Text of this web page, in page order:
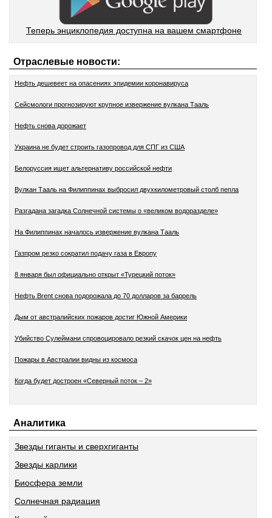
Теперь энциклопедия доступна на вашем смартфоне
Отраслевые новости:
Нефть дешевеет на опасениях эпидемии коронавируса
Сейсмологи прогнозируют крупное извержение вулкана Тааль
Нефть снова дорожает
Украина не будет строить газопровод для СПГ из США
Белоруссия ищет альтернативу российской нефти
Вулкан Тааль на Филиппинах выбросил двухкилометровый столб пепла
Разгадана загадка Солнечной системы о «великом водоразделе»
На Филиппинах началось извержение вулкана Тааль
Газпром резко сократил подачу газа в Европу
8 января был официально открыт «Турецкий поток»
Нефть Brent снова подорожала до 70 долларов за баррель
Дым от австралийских пожаров достиг Южной Америки
Убийство Сулеймани спровоцировало резкий скачок цен на нефть
Пожары в Австралии видны из космоса
Когда будет достроен «Северный поток – 2»
Аналитика
Звезды гиганты и сверхгиганты
Звезды карлики
Биосфера земли
Солнечная радиация